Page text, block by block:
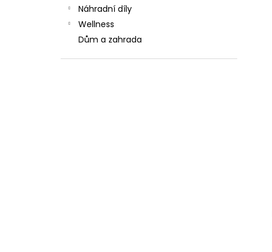
Náhradní díly
Wellness
Dům a zahrada